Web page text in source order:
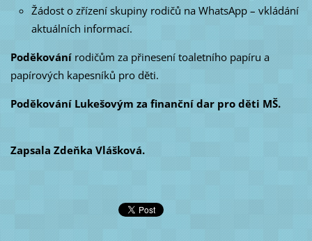
Žádost o zřízení skupiny rodičů na WhatsApp – vkládání
aktuálních informací.
Poděkování rodičům za přinesení toaletního papíru a
papírových kapesníků pro děti.
Poděkování Lukešovým za finanční dar pro děti MŠ.
Zapsala Zdeňka Vlášková.